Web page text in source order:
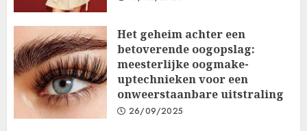
Het geheim achter een
betoverende oogopslag:
meesterlijke oogmake-
uptechnieken voor een
onweerstaanbare uitstraling
26/09/2025